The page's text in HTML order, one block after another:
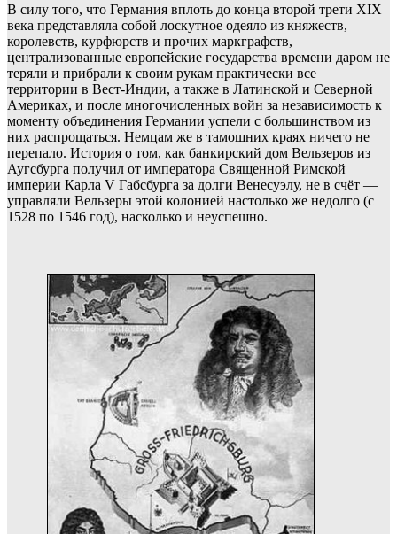
В силу того, что Германия вплоть до конца второй трети XIX
века представляла собой лоскутное одеяло из княжеств,
королевств, курфюрств и прочих маркграфств,
централизованные европейские государства времени даром не
теряли и прибрали к своим рукам практически все
территории в Вест-Индии, а также в Латинской и Северной
Америках, и после многочисленных войн за независимость к
моменту объединения Германии успели с большинством из
них распрощаться. Немцам же в тамошних краях ничего не
перепало. История о том, как банкирский дом Вельзеров из
Аугсбурга получил от императора Священной Римской
империи Карла V Габсбурга за долги Венесуэлу, не в счёт —
управляли Вельзеры этой колонией настолько же недолго (с
1528 по 1546 год), насколько и неуспешно.